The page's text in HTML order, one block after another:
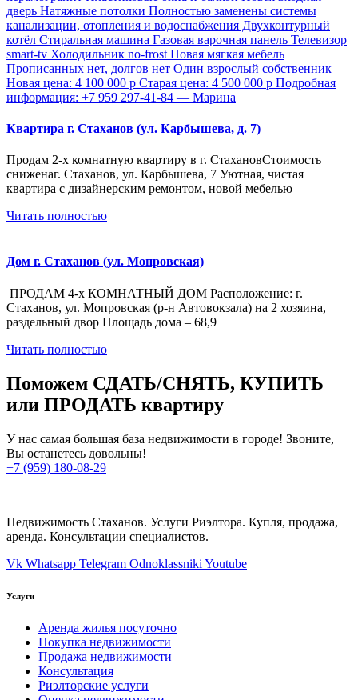
Квартира г. Стаханов (ул. Карбышева, д. 7)
Продам 2-х комнатную квартиру в г. СтахановСтоимость
сниженаг. Стаханов, ул. Карбышева, 7 Уютная, чистая
квартира с дизайнерским ремонтом, новой мебелью
Читать полностью
Дом г. Стаханов (ул. Мопровская)
ПРОДАМ 4-х КОМНАТНЫЙ ДОМ Расположение: г.
Стаханов, ул. Мопровская (р-н Автовокзала) на 2 хозяина,
раздельный двор Площадь дома – 68,9
Читать полностью
Поможем СДАТЬ/СНЯТЬ, КУПИТЬ
или ПРОДАТЬ квартиру
У нас самая большая база недвижимости в городе! Звоните,
Вы останетесь довольны!
+7 (959) 180-08-29
Недвижимость Стаханов. Услуги Риэлтора. Купля, продажа,
аренда. Консультации специалистов.
Vk Whatsapp Telegram Odnoklassniki Youtube
Услуги
Аренда жилья посуточно
Покупка недвижимости
Продажа недвижимости
Консультация
Риэлторские услуги